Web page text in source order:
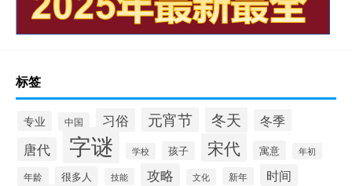
标签
专业 中国 习俗 元宵节 冬天 冬季
唐代 字谜 学校 孩子 宋代 寓意 年初
年龄 很多人 技能 攻略 文化 新年 时间